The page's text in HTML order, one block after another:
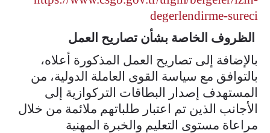
degerlendirme-sureci
الظروف الخاصة بشأن تصاريح العمل
بالإضافة إلى تصاريح العمل المذكورة أعلاه،
بالتوافق مع سياسة القوى العاملة الدولية، من
المستهدف إصدار البطاقات التركوازية إلى
الأجانب الذين تم اعتبار طلباتهم ملائمة من خلال
مراعاة مستوى التعليم والخبرة المهنية